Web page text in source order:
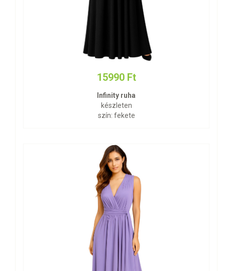
15990 Ft
Infinity ruha
készleten
szín: fekete